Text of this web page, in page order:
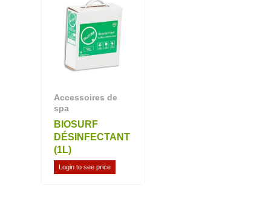
Accessoires de
spa
BIOSURF
DÉSINFECTANT
(1L)
Login to see price